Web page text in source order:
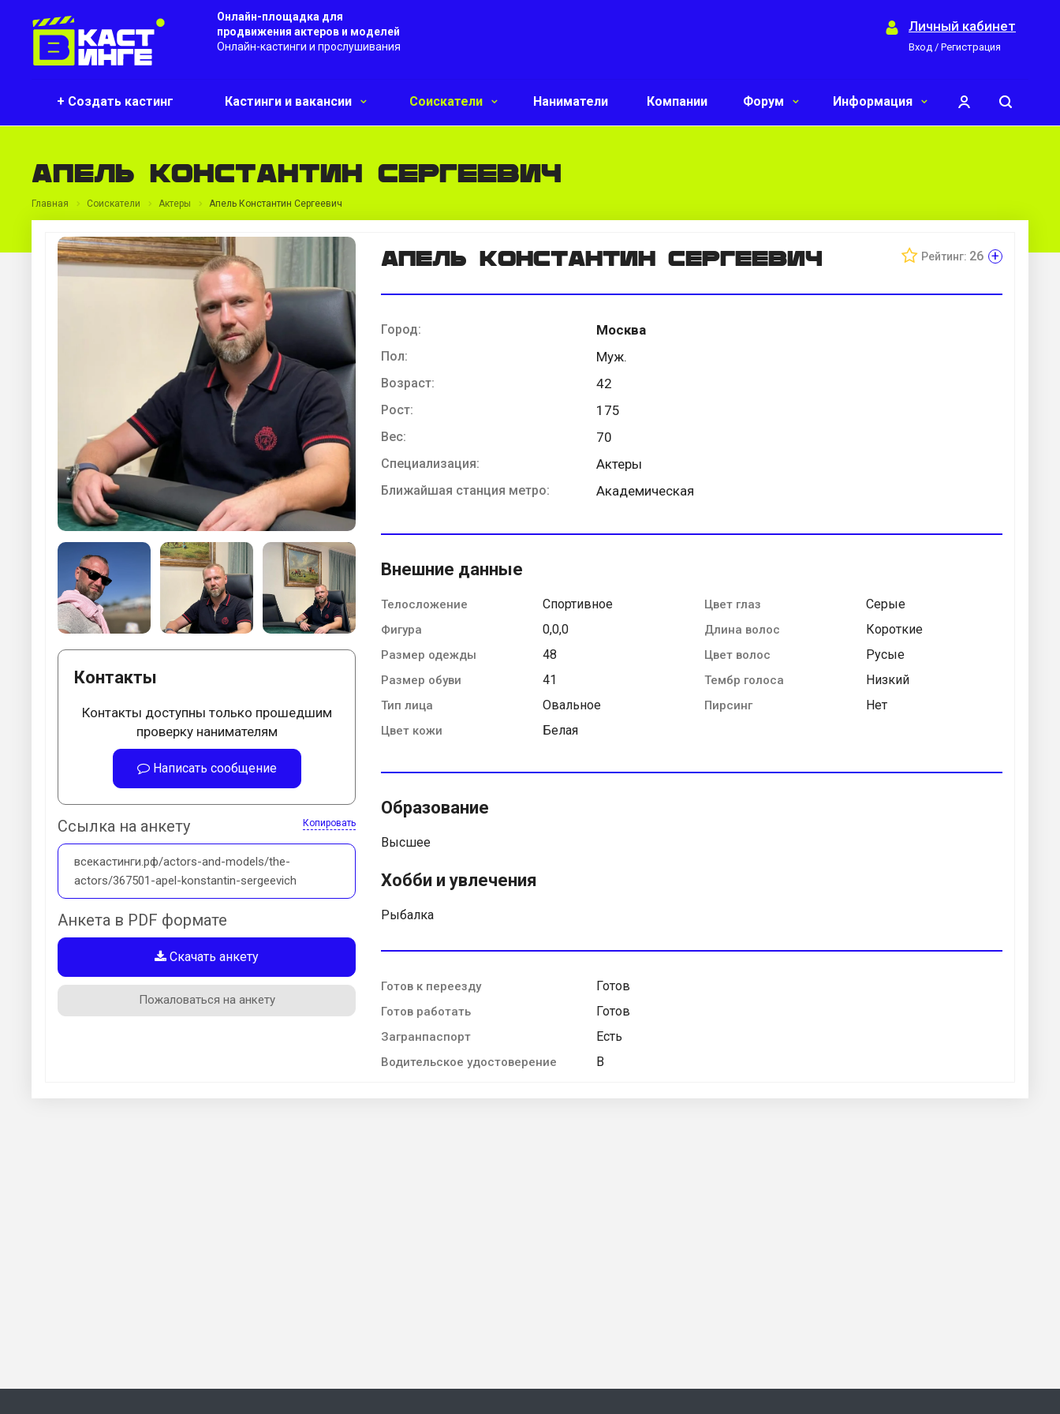
Онлайн-площадка для
продвижения актеров и моделей
Онлайн-кастинги и прослушивания
Личный кабинет
Вход / Регистрация
+ Создать кастинг Кастинги и вакансии Соискатели Наниматели Компании Форум Информация
Апель Константин Сергеевич
Главная Соискатели Актеры Апель Константин Сергеевич
Контакты
Контакты доступны только прошедшим
проверку нанимателям
Написать сообщение
Ссылка на анкету Копировать
всекастинги.рф/actors-and-models/the-
actors/367501-apel-konstantin-sergeevich
Анкета в PDF формате
Скачать анкету
Пожаловаться на анкету
Апель Константин Сергеевич Рейтинг: 26 +
Город: Москва
Пол: Муж.
Возраст: 42
Рост: 175
Вес: 70
Специализация: Актеры
Ближайшая станция метро: Академическая
Внешние данные
Телосложение Спортивное
Фигура 0,0,0
Размер одежды 48
Размер обуви 41
Тип лица Овальное
Цвет кожи Белая
Цвет глаз Серые
Длина волос Короткие
Цвет волос Русые
Тембр голоса Низкий
Пирсинг Нет
Образование
Высшее
Хобби и увлечения
Рыбалка
Готов к переезду Готов
Готов работать Готов
Загранпаспорт Есть
Водительское удостоверение B